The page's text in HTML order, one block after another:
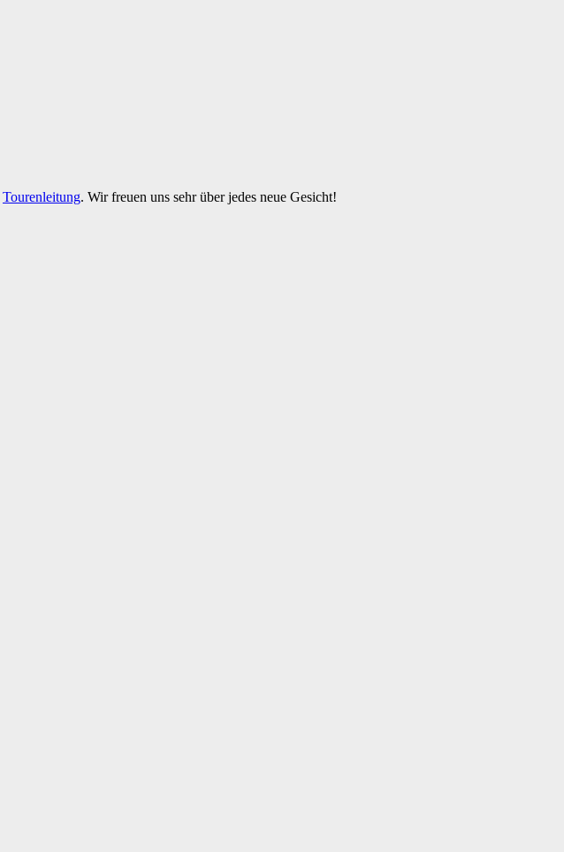
Tourenleitung. Wir freuen uns sehr über jedes neue Gesicht!